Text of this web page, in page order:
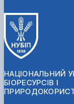
НАЦІОНАЛЬНИЙ
БІОРЕСУРСІВ І